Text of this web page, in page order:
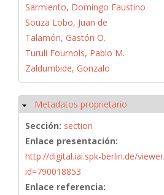
Sarmiento, Domingo Faustino
Souza Lobo, Juan de
Talamón, Gastón O.
Turuli Fournols, Pablo M.
Zaldumbide, Gonzalo
Ocultar
Metadatos proprietario
Sección: section
Enlace presentación:
http://digital.iai.spk-berlin.de/
id=790018853
Enlace referencia: